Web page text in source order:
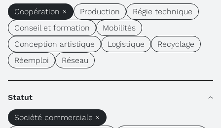
Coopération × Production
Régie technique
Conseil et formation
Mobilités
Conception artistique
Logistique
Recyclage
Réemploi
Réseau
Statut
Société commerciale ×